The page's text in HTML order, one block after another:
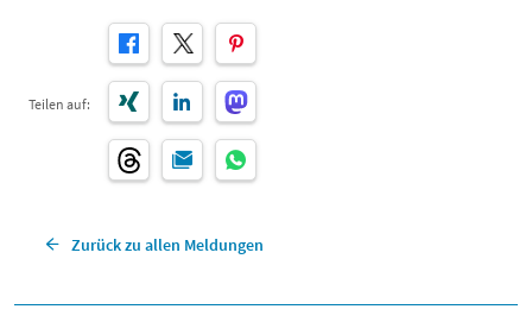
Teilen auf:
Zurück zu allen Meldungen